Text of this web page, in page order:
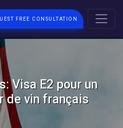
FREE CONSULTATION
Visa E2 pour un
de vin français